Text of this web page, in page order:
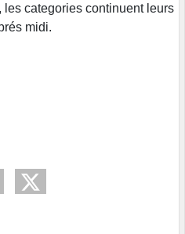
categories continuent leurs
midi.